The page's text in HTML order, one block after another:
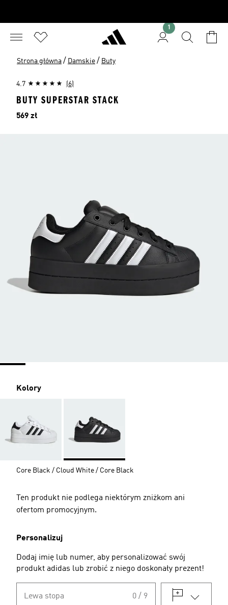
1
Strona główna / Damskie / Buty
4.7 (6)
BUTY SUPERSTAR STACK
Cena
569 zł
Kolory
Core Black / Cloud White / Core Black
Ten produkt nie podlega niektórym zniżkom ani
ofertom promocyjnym.
Personalizuj
Dodaj imię lub numer, aby personalizować swój
produkt adidas lub zrobić z niego doskonały prezent!
Lewa stopa 0 / 9